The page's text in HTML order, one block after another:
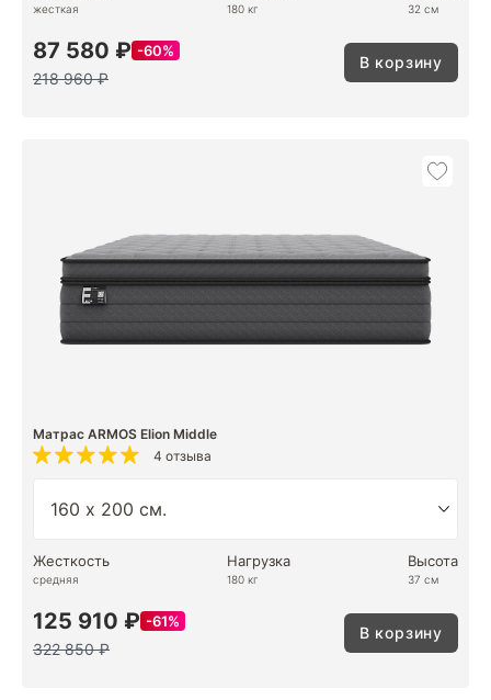
жесткая 180 кг 32 см
87 580 ₽ 60%
218 960 ₽
В корзину
Матрас ARMOS Elion Middle
4 отзыва
Жесткость
средняя
Нагрузка
180 кг
Высота
37 см
125 910 ₽ 61%
322 850 ₽
В корзину